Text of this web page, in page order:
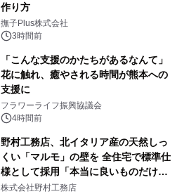
作り方
撫子Plus株式会社
3時間前
「こんな支援のかたちがあるなんて」
花に触れ、癒やされる時間が熊本への
支援に
フラワーライフ振興協議会
4時間前
野村工務店、北イタリア産の天然しっ
くい「マルモ」の壁を 全住宅で標準仕
様として採用「本当に良いものだけに
こだわる」
株式会社野村工務店